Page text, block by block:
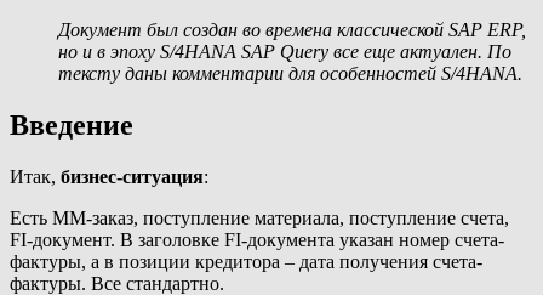
Документ был создан во времена классической SAP ERP,
но и в эпоху S/4HANA SAP Query все еще актуален. По
тексту даны комментарии для особенностей S/4HANA.
Введение
Итак, бизнес-ситуация:
Есть MM-заказ, поступление материала, поступление счета,
FI-документ. В заголовке FI-документа указан номер счета-
фактуры, а в позиции кредитора – дата получения счета-
фактуры. Все стандартно.